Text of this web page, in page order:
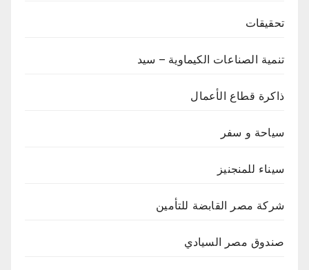
تحقيقات
تنمية الصناعات الكيماوية – سيد
ذاكرة قطاع الأعمال
سياحة و سفر
سيناء للمنجنيز
شركة مصر القابضة للتأمين
صندوق مصر السيادي